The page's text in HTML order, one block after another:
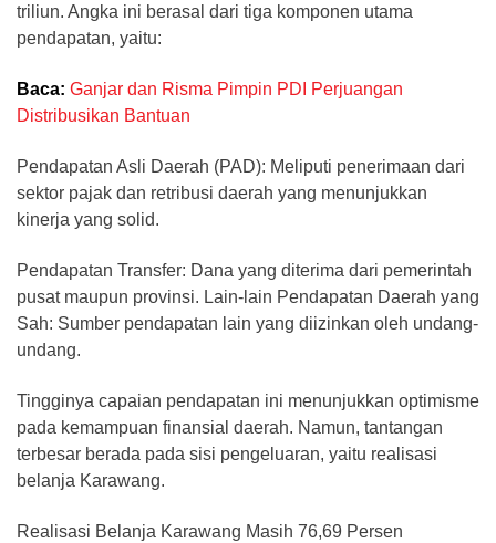
triliun. Angka ini berasal dari tiga komponen utama
pendapatan, yaitu:
Baca: Ganjar dan Risma Pimpin PDI Perjuangan
Distribusikan Bantuan
Pendapatan Asli Daerah (PAD): Meliputi penerimaan dari
sektor pajak dan retribusi daerah yang menunjukkan
kinerja yang solid.
Pendapatan Transfer: Dana yang diterima dari pemerintah
pusat maupun provinsi. Lain-lain Pendapatan Daerah yang
Sah: Sumber pendapatan lain yang diizinkan oleh undang-
undang.
Tingginya capaian pendapatan ini menunjukkan optimisme
pada kemampuan finansial daerah. Namun, tantangan
terbesar berada pada sisi pengeluaran, yaitu realisasi
belanja Karawang.
Realisasi Belanja Karawang Masih 76,69 Persen